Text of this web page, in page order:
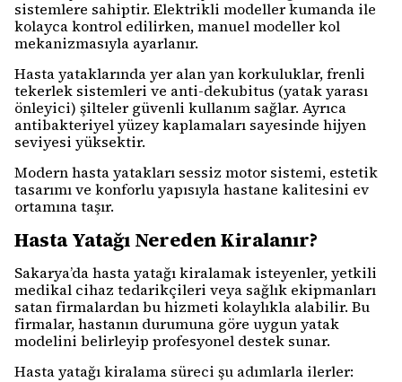
sistemlere sahiptir. Elektrikli modeller kumanda ile
kolayca kontrol edilirken, manuel modeller kol
mekanizmasıyla ayarlanır.
Hasta yataklarında yer alan yan korkuluklar, frenli
tekerlek sistemleri ve anti-dekubitus (yatak yarası
önleyici) şilteler güvenli kullanım sağlar. Ayrıca
antibakteriyel yüzey kaplamaları sayesinde hijyen
seviyesi yüksektir.
Modern hasta yatakları sessiz motor sistemi, estetik
tasarımı ve konforlu yapısıyla hastane kalitesini ev
ortamına taşır.
Hasta Yatağı Nereden Kiralanır?
Sakarya’da hasta yatağı kiralamak isteyenler, yetkili
medikal cihaz tedarikçileri veya sağlık ekipmanları
satan firmalardan bu hizmeti kolaylıkla alabilir. Bu
firmalar, hastanın durumuna göre uygun yatak
modelini belirleyip profesyonel destek sunar.
Hasta yatağı kiralama süreci şu adımlarla ilerler: